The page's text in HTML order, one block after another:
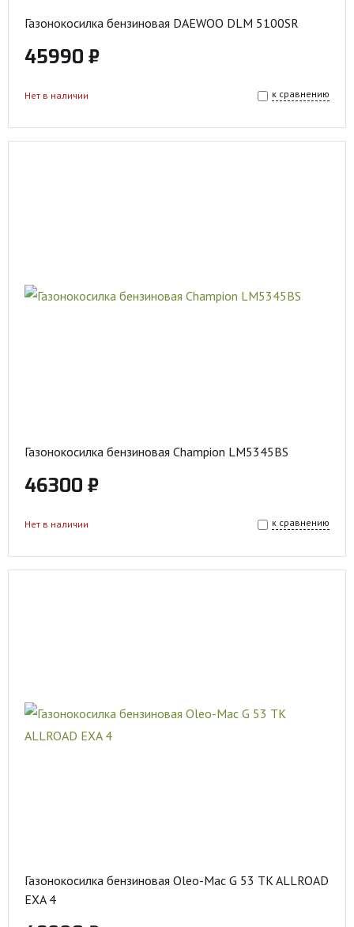
Газонокосилка бензиновая DAEWOO DLM 5100SR
45990 ₽
к сравнению
Нет в наличии
Газонокосилка бензиновая Champion LM5345BS
46300 ₽
к сравнению
Нет в наличии
Газонокосилка бензиновая Oleo-Mac G 53 TK ALLROAD
EXA 4